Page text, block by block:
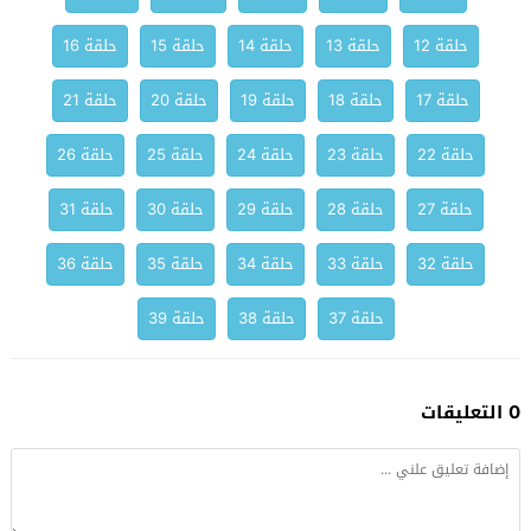
حلقة 12
حلقة 13 حلقة 14 حلقة 15
حلقة 16
حلقة 17
حلقة 18 حلقة 19 حلقة 20
حلقة 21
حلقة 22
حلقة 23 حلقة 24 حلقة 25
حلقة 26
حلقة 27
حلقة 28 حلقة 29 حلقة 30
حلقة 31
حلقة 32
حلقة 33 حلقة 34 حلقة 35
حلقة 36
حلقة 37
حلقة 38 حلقة 39
0 التعليقات